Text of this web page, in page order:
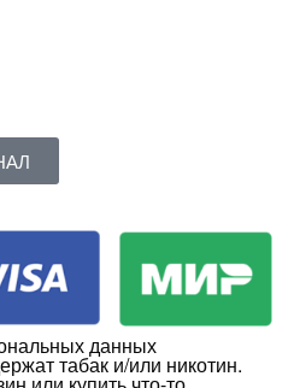
данных
табак и/или никотин.